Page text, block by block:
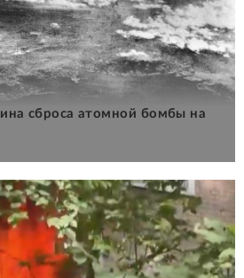
сброса атомной бомбы на